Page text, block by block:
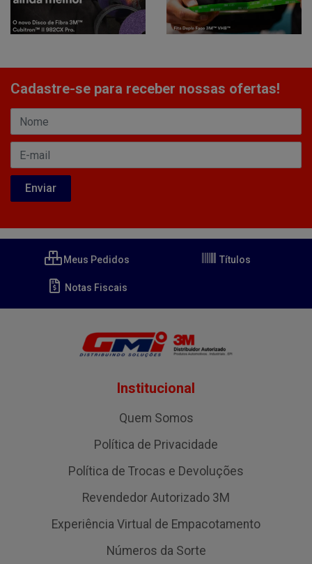
Cadastre-se para receber nossas ofertas!
Meus Pedidos Títulos
Notas Fiscais
Institucional
Quem Somos
Política de Privacidade
Política de Trocas e Devoluções
Revendedor Autorizado 3M
Experiência Virtual de Empacotamento
Números da Sorte